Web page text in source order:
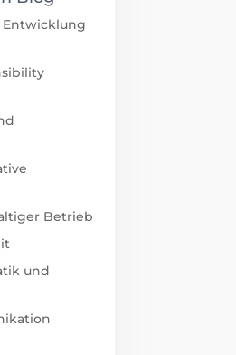
Betrieb
und